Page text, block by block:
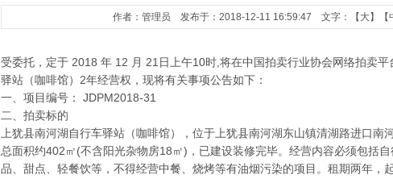
作者：管理员 发布于：2018-12-11 16:59:47 文字：【 大】【
受委托，定于 2018 年 12 月 21日上午10时,将在中国拍卖行业协会网络拍卖
驿站（咖啡馆）2年经营权，现将有关事项公告如下：
一、项目编号： JDPM2018-31
二、拍卖标的
上犹县南河湖自行车驿站（咖啡馆），位于上犹县南河湖东山镇清湖路进口南
总面积约402㎡(不含阳光杂物房18㎡)，已建设装修完毕。经营内容必须包括
品、甜点、轻餐饮等，不得经营中餐、烧烤等有油烟污染的项目。租期两年，